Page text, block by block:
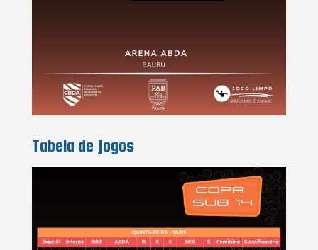
Tabela de jogos